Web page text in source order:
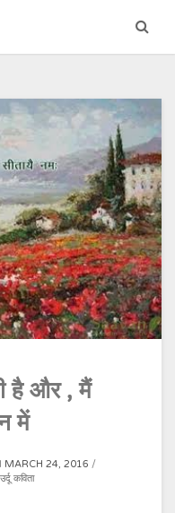
है और , मैं
में
MARCH 24, 2016
कविता